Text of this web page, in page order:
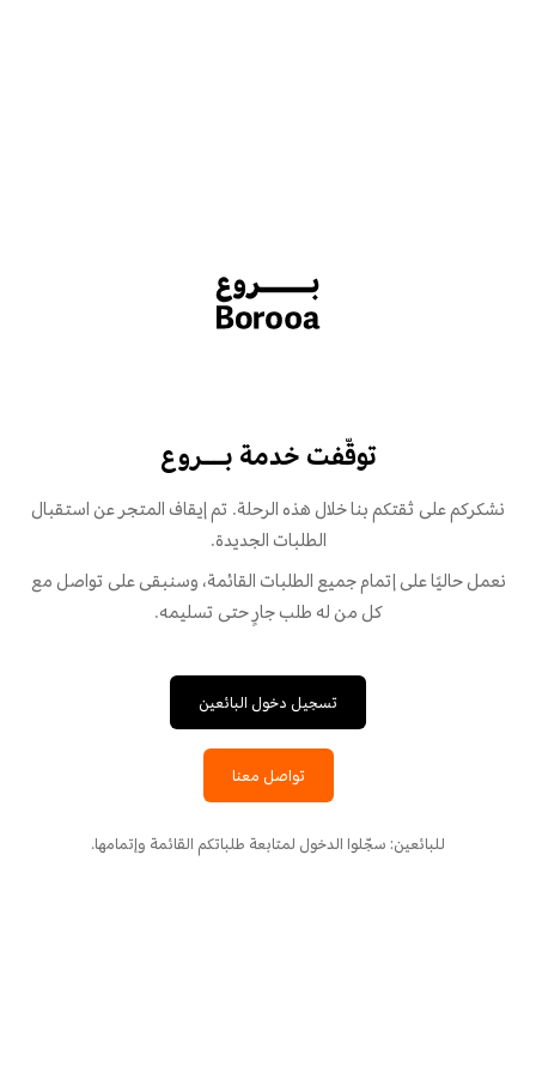
توقّفت خدمة بـــروع
نشكركم على ثقتكم بنا خلال هذه الرحلة. تم إيقاف المتجر عن استقبال
الطلبات الجديدة.
نعمل حاليًا على إتمام جميع الطلبات القائمة، وسنبقى على تواصل مع
كل من له طلب جارٍ حتى تسليمه.
تسجيل دخول البائعين
تواصل معنا
للبائعين: سجّلوا الدخول لمتابعة طلباتكم القائمة وإتمامها.